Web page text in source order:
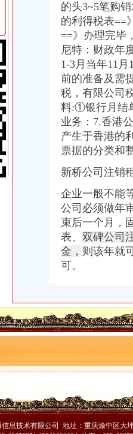
大铭心（海南）保健连锁
于《上海自动化仪表股
额八五折收购_东方新闻_看看
,代理记账【今日推荐网-分类
站高品质住宅精装2房出
商注册-公司注册-重庆百姓网
,补考免费,考场-重庆
_客服电话_营业时间查询-卡
所关于公司发行股份购买资产
司_【信用信息_诉讼信息_财务
购买资产暨关联交易报告书摘要
线咨询上海企业法律顾问律师_
表网
年第1号）-[中财网]
的派息政策成为企业的选择。
黄页简介_地址电话-众网
总结-三茅人力资源网
用_客集齐网
镇大田坡煤矿有限责任公司等
_大豫网_腾讯网
的头3~5笔购
的利得税表==
==》办理完毕
尼特：财政年
1-3月当年11
前的准备及需
税，有限公司
料:①银行月结
业务：7.香港
产生于香港的
票据的分类和
新桥公司注销
企业一般不能
公司必须做年
束后一个月，
表、 双碑公司
金， 则该年就
可。
信息技术有限公司 地址：重庆渝中区大